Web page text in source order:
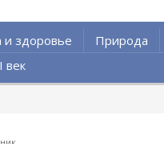
здоровье Природа
век